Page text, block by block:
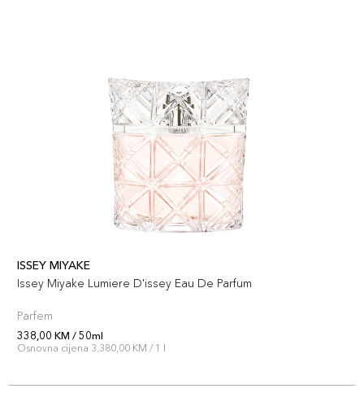
ISSEY MIYAKE
Issey Miyake Lumiere D'issey Eau De Parfum
Parfem
338,00 KM / 50ml
Osnovna cijena 3.380,00 KM / 1 l